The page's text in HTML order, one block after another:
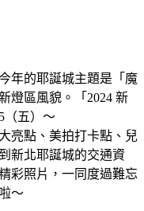
年的耶誕城主題是「魔
燈區風貌。「2024 新
（五）～
亮點、美拍打卡點、兒
新北耶誕城的交通資
彩照片，一同度過難忘
～